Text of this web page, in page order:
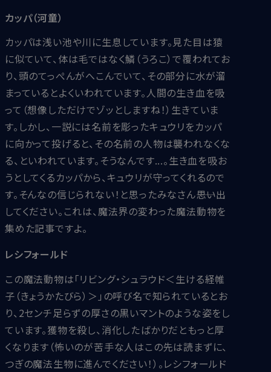
カッパ（河童）
カッパは浅い池や川に生息しています。見た目は猿
に似ていて、体は毛ではなく鱗（うろこ）で覆われてお
り、頭のてっぺんがへこんでいて、その部分に水が溜
まっているとよくいわれています。人間の生き血を吸
って（想像しただけでゾッとしますね！）生きていま
す。しかし、一説には名前を彫ったキュウリをカッパ
に向かって投げると、その名前の人物は襲われなくな
る、といわれています。そうなんです...。生き血を吸お
うとしてくるカッパから、キュウリが守ってくれるので
す。そんなの信じられない！と思ったみなさん――思い出
してください。これは、魔法界の変わった魔法動物を
集めた記事ですよ。
レシフォールド
この魔法動物は「リビング・シュラウド＜生ける経帷
子（きょうかたびら）＞」の呼び名で知られているとお
り、2センチ足らずの厚さの黒いマントのような姿をし
ています。獲物を殺し、消化したばかりだともっと厚
くなります（怖いのが苦手な人はこの先は読まずに、
つぎの魔法生物に進んでください！）。レシフォールド